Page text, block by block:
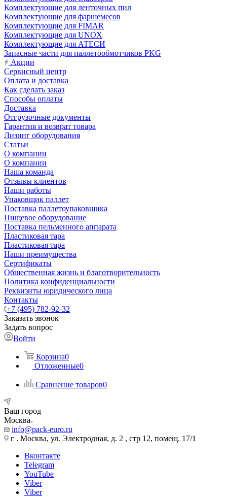
Комплектующие для ленточных пил
Комплектующие для фаршемесов
Комплектующие для FIMAR
Комплектующие для UNOX
Комплектующие для АТЕСИ
Запасные части для паллетообмотчиков PKG
Акции
Сервисный центр
Оплата и доставка
Как сделать заказ
Способы оплаты
Доставка
Отгрузочные документы
Гарантия и возврат товара
Лизинг оборудования
Статьи
О компании
О компании
Наша команда
Отзывы клиентов
Наши работы
Упаковщик паллет
Поставка паллетоупаковщика
Пищевое оборудование
Поставка пельменного аппарата
Пластиковая тара
Пластиковая тара
Наши преимущества
Сертификаты
Общественная жизнь и благотворительность
Политика конфиденциальности
Реквизиты юридического лица
Контакты
+7 (495) 782-92-32
Заказать звонок
Задать вопрос
Войти
Корзина0
Отложенные0
Сравнение товаров0
Ваш город
Москва
info@pack-euro.ru
г . Москва, ул. Электродная, д. 2 , стр 12, помещ. 17/1
Вконтакте
Telegram
YouTube
Viber
Viber